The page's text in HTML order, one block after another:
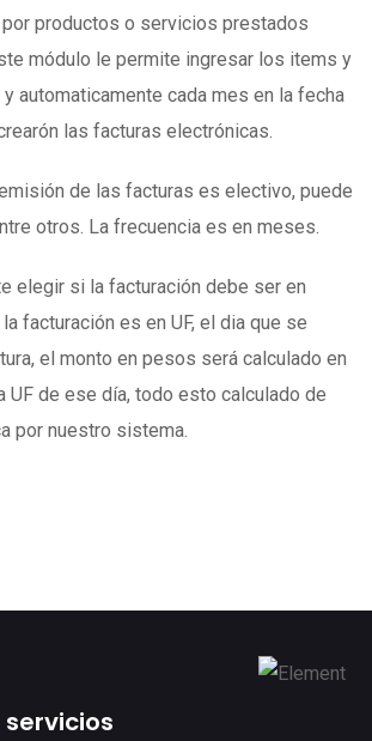
productos o servicios prestados
módulo le permite ingresar los items y
automaticamente cada mes en la fecha
las facturas electrónicas.
de las facturas es electivo, puede
otros. La frecuencia es en meses.
elegir si la facturación debe ser en
facturación es en UF, el dia que se
el monto en pesos será calculado en
UF de ese día, todo esto calculado de
por nuestro sistema.